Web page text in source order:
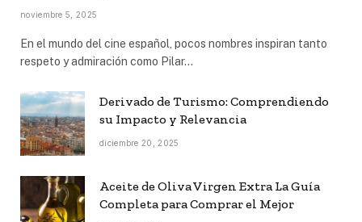
noviembre 5, 2025
En el mundo del cine español, pocos nombres inspiran tanto
respeto y admiración como Pilar…
Derivado de Turismo: Comprendiendo
su Impacto y Relevancia
diciembre 20, 2025
Aceite de Oliva Virgen Extra La Guía
Completa para Comprar el Mejor